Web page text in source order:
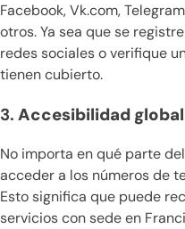
Facebook, Vk.com,
otros. Ya sea que se
redes sociales o verifique
tienen cubierto.
3. Accesibilidad global
No importa en qué parte
acceder a los números de
Esto significa que puede
servicios con sede en